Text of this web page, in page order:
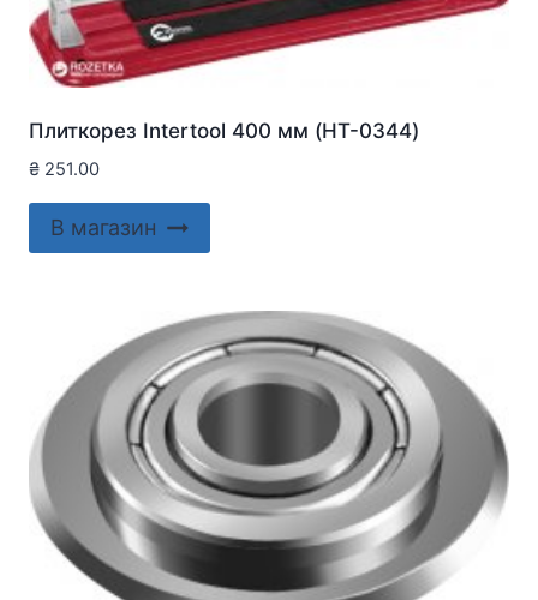
Плиткорез Intertool 400 мм (HT-0344)
₴ 251.00
В магазин